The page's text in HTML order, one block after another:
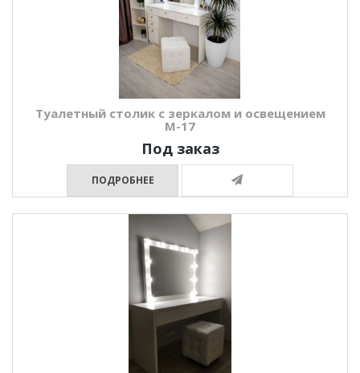
Туалетный столик с зеркалом и освещением
М-17
Под заказ
ПОДРОБНЕЕ